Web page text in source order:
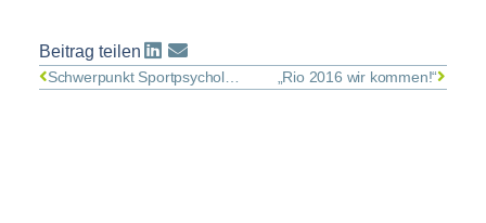
Beitrag teilen
„Rio 2016 wir kommen!“